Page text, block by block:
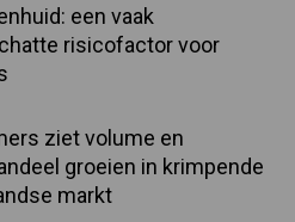
een vaak
risicofactor voor
ziet volume en
groeien in krimpende
markt